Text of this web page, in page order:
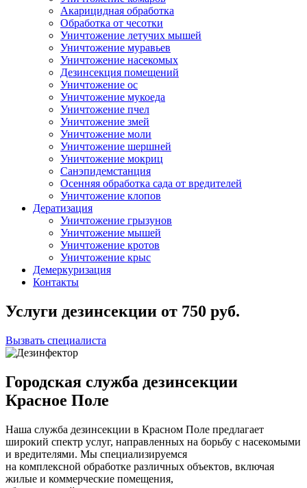
Акарицидная обработка
Обработка от чесотки
Уничтожение летучих мышей
Уничтожение муравьев
Уничтожение насекомых
Дезинсекция помещений
Уничтожение ос
Уничтожение мукоеда
Уничтожение пчел
Уничтожение змей
Уничтожение моли
Уничтожение шершней
Уничтожение мокриц
Санэпидемстанция
Осенняя обработка сада от вредителей
Уничтожение клопов
Дератизация
Уничтожение грызунов
Уничтожение мышей
Уничтожение кротов
Уничтожение крыс
Демеркуризация
Контакты
Услуги дезинсекции от 750 руб.
Вызвать специалиста
Городская служба дезинсекции
Красное Поле
Наша служба дезинсекции в Красном Поле предлагает
широкий спектр услуг, направленных на борьбу с насекомыми
и вредителями. Мы специализируемся
на комплексной обработке различных объектов, включая
жилые и коммерческие помещения,